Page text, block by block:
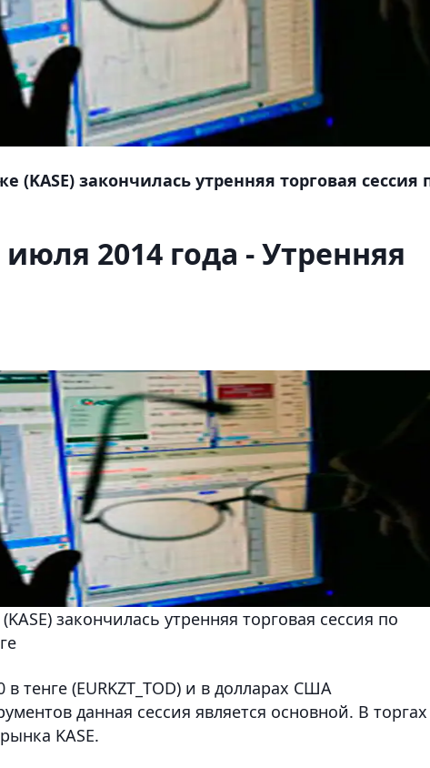
(KASE) закончилась утренняя торговая сессия
2014 года - Утренняя
закончилась утренняя торговая сессия по
в тенге (EURKZT_TOD) и в долларах США
данная сессия является основной. В торгах
KASE.